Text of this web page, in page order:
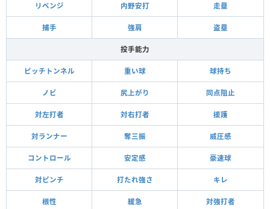
リベンジ 内野安打 走塁
捕手 強肩 盗塁
投手能力
ピッチトンネル 重い球 球持ち
ノビ 尻上がり 同点阻止
対左打者 対右打者 援護
対ランナー 奪三振 威圧感
コントロール 安定感 豪速球
対ピンチ 打たれ強さ キレ
根性 緩急 対強打者